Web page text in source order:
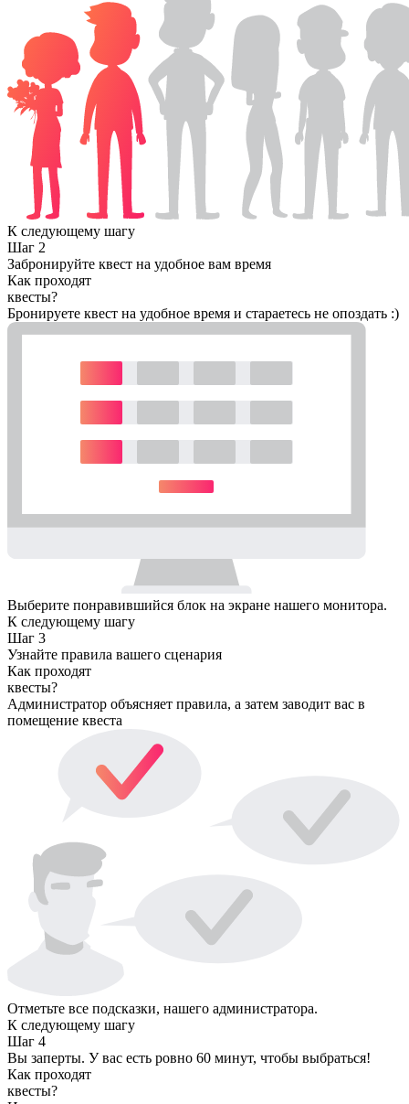
К следующему шагу
Шаг 2
Забронируйте квест на удобное вам время
Как проходят
квесты?
Бронируете квест на удобное время и стараетесь не опоздать :)
Выберите понравившийся блок на экране нашего монитора.
К следующему шагу
Шаг 3
Узнайте правила вашего сценария
Как проходят
квесты?
Администратор объясняет правила, а затем заводит вас в
помещение квеста
Отметьте все подсказки, нашего администратора.
К следующему шагу
Шаг 4
Вы заперты. У вас есть ровно 60 минут, чтобы выбраться!
Как проходят
квесты?